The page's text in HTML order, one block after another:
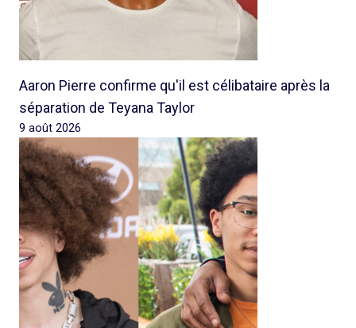
Aaron Pierre confirme qu'il est célibataire après la
séparation de Teyana Taylor
9 août 2026